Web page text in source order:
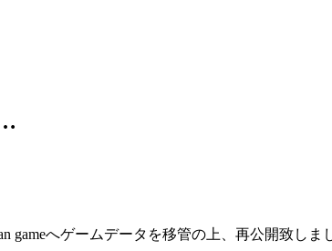
gameへゲームデータを移管の上、再公開致しま